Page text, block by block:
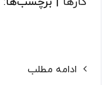
ادامه مطلب